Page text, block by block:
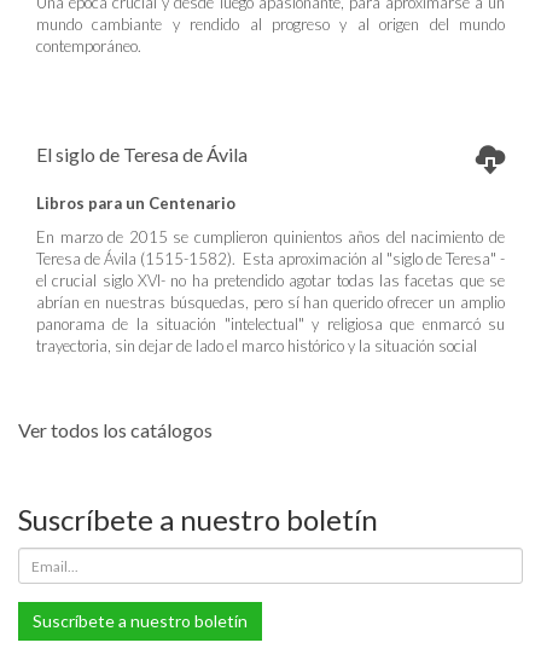
mundo cambiante y rendido al progreso y al origen del mundo
contemporáneo.
El siglo de Teresa de Ávila
Libros para un Centenario
En marzo de 2015 se cumplieron quinientos años del nacimiento de
Teresa de Ávila (1515-1582). Esta aproximación al "siglo de Teresa" -
el crucial siglo XVI- no ha pretendido agotar todas las facetas que se
abrían en nuestras búsquedas, pero sí han querido ofrecer un amplio
panorama de la situación "intelectual" y religiosa que enmarcó su
trayectoria, sin dejar de lado el marco histórico y la situación social
Ver todos los catálogos
Suscríbete a nuestro boletín
Suscríbete a nuestro boletín